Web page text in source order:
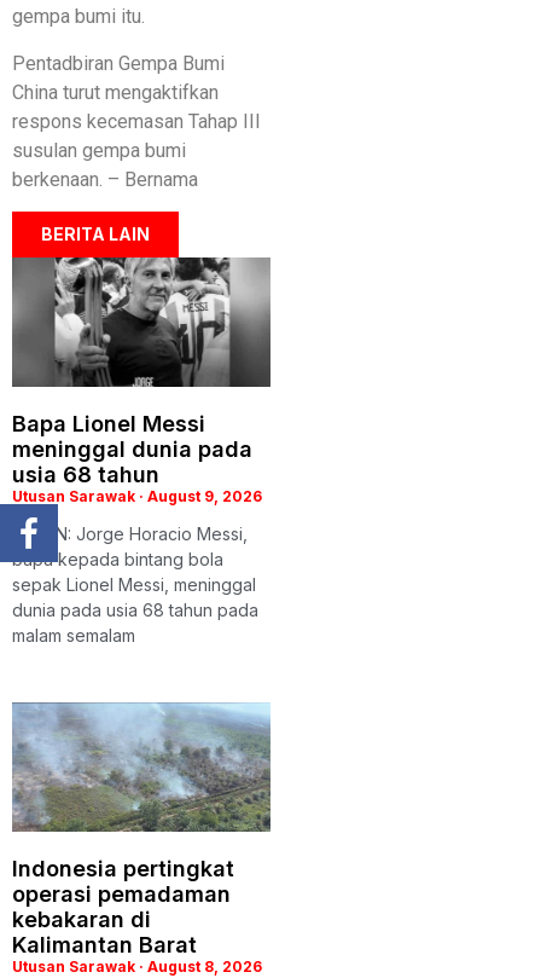
gempa bumi itu.
Pentadbiran Gempa Bumi
China turut mengaktifkan
respons kecemasan Tahap III
susulan gempa bumi
berkenaan. – Bernama
BERITA LAIN
Bapa Lionel Messi
meninggal dunia pada
usia 68 tahun
Utusan Sarawak August 9, 2026
BERLIN: Jorge Horacio Messi,
bapa kepada bintang bola
sepak Lionel Messi, meninggal
dunia pada usia 68 tahun pada
malam semalam
Indonesia pertingkat
operasi pemadaman
kebakaran di
Kalimantan Barat
Utusan Sarawak August 8, 2026